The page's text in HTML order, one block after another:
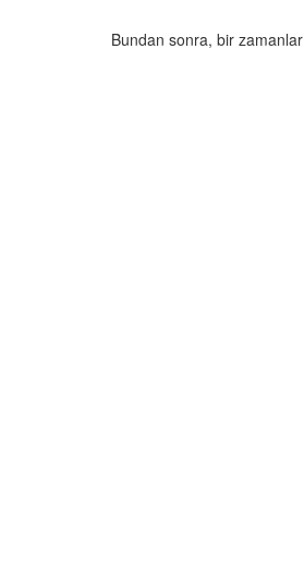
Bundan sonra, bir